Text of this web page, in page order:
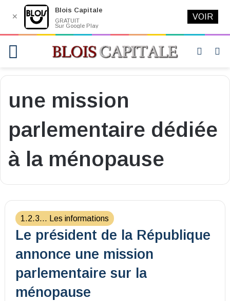
Switch
une mission
parlementaire dédiée
à la ménopause
1.2.3... Les informations
Le président de la République
annonce une mission
parlementaire sur la
ménopause
✕
Blois Capitale
GRATUIT
Sur Google Play
VOIR